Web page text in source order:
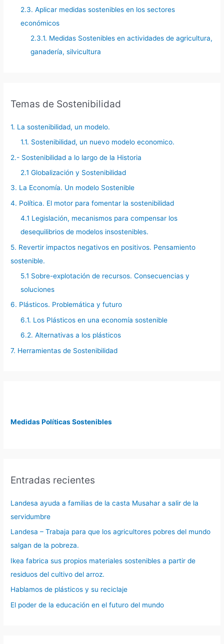
2.3. Aplicar medidas sostenibles en los sectores
económicos
2.3.1. Medidas Sostenibles en actividades de agricultura,
ganadería, silvicultura
Temas de Sostenibilidad
1. La sostenibilidad, un modelo.
1.1. Sostenibilidad, un nuevo modelo economico.
2.- Sostenibilidad a lo largo de la Historia
2.1 Globalización y Sostenibilidad
3. La Economía. Un modelo Sostenible
4. Política. El motor para fomentar la sostenibilidad
4.1 Legislación, mecanismos para compensar los
desequilibrios de modelos insostenibles.
5. Revertir impactos negativos en positivos. Pensamiento
sostenible.
5.1 Sobre-explotación de recursos. Consecuencias y
soluciones
6. Plásticos. Problemática y futuro
6.1. Los Plásticos en una economía sostenible
6.2. Alternativas a los plásticos
7. Herramientas de Sostenibilidad
Medidas Políticas Sostenibles
Entradas recientes
Landesa ayuda a familias de la casta Musahar a salir de la
servidumbre
Landesa – Trabaja para que los agricultores pobres del mundo
salgan de la pobreza.
Ikea fabrica sus propios materiales sostenibles a partir de
residuos del cultivo del arroz.
Hablamos de plásticos y su reciclaje
El poder de la educación en el futuro del mundo